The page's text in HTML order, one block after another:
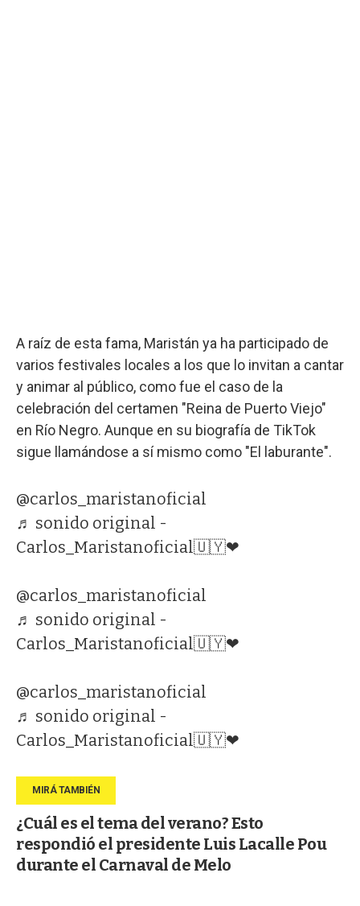
A raíz de esta fama, Maristán ya ha participado de
varios festivales locales a los que lo invitan a cantar
y animar al público, como fue el caso de la
celebración del certamen "Reina de Puerto Viejo"
en Río Negro. Aunque en su biografía de TikTok
sigue llamándose a sí mismo como "El laburante".
@carlos_maristanoficial
♬ sonido original -
Carlos_Maristanoficial🇺🇾❤
@carlos_maristanoficial
♬ sonido original -
Carlos_Maristanoficial🇺🇾❤
@carlos_maristanoficial
♬ sonido original -
Carlos_Maristanoficial🇺🇾❤
¿Cuál es el tema del verano? Esto
respondió el presidente Luis Lacalle Pou
durante el Carnaval de Melo